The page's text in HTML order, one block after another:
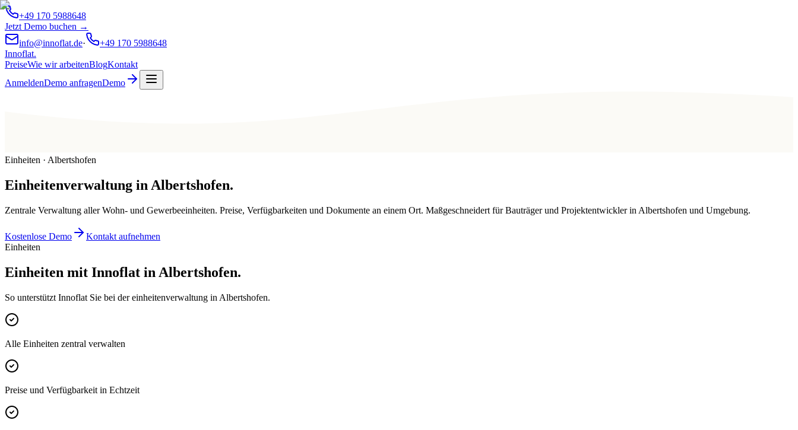
+49 170 5988648
Jetzt Demo buchen →
info@innoflat.de·
+49 170 5988648
Innoflat.
PreiseWie wir arbeitenBlogKontakt
AnmeldenDemo anfragenDemo
Einheiten · Albertshofen
Einheitenverwaltung in Albertshofen.
Zentrale Verwaltung aller Wohn- und Gewerbeeinheiten. Preise, Verfügbarkeiten und Dokumente an einem Ort. Maßgeschneidert für Bauträger und Projektentwickler in Albertshofen und Umgebung.
Kostenlose Demo
Kontakt aufnehmen
Einheiten
Einheiten mit Innoflat in Albertshofen.
So unterstützt Innoflat Sie bei der einheitenverwaltung in Albertshofen.
Alle Einheiten zentral verwalten
Preise und Verfügbarkeit in Echtzeit